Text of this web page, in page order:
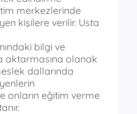
merkezlerinde
kişilere verilir. Usta
bilgi ve
aktarmasına olanak
dallarında
onların eğitim verme